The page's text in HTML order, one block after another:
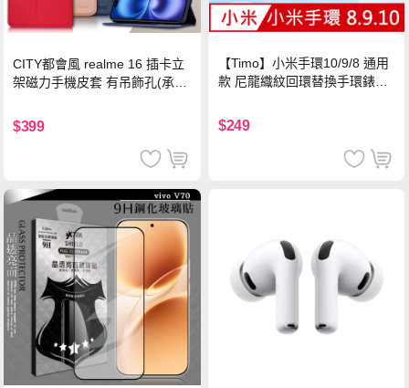
CITY都會風 realme 16 插卡立
架磁力手機皮套 有吊飾孔(承諾
$399
【Timo】小米手環10/9/8 通用
款 尼龍織紋回環替換手環錶帶-
$249